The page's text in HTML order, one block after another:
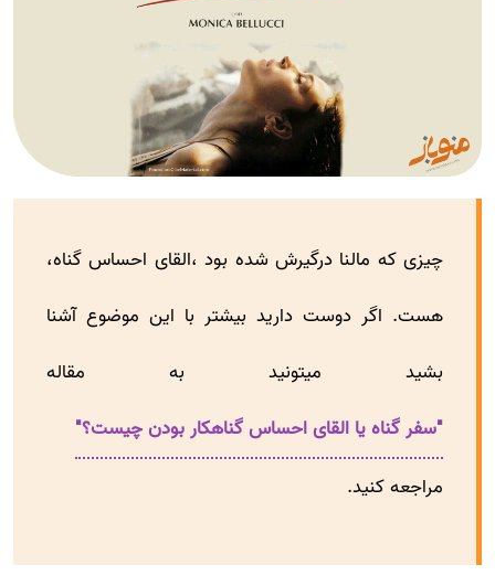
چیزی که مالنا درگیرش شده بود ،القای احساس گناه،
هست. اگر دوست دارید بیشتر با این موضوع آشنا
بشید میتونید به مقاله
"سفر گناه یا القای احساس گناهکار بودن چیست؟"
مراجعه کنید.